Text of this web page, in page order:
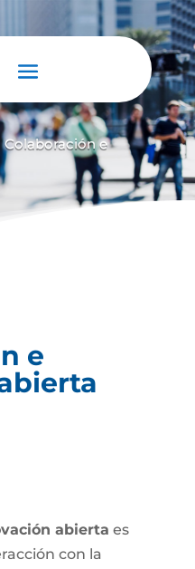
Colaboración e
e
abierta es
con la